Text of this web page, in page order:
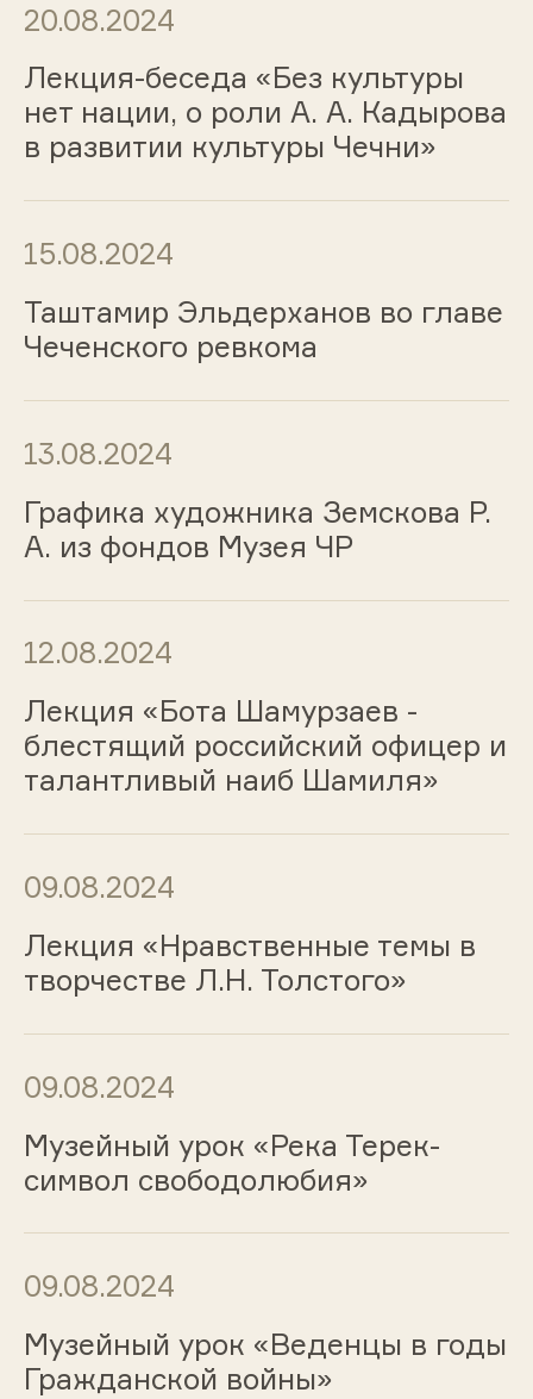
20.08.2024
Лекция-беседа «Без культуры
нет нации, о роли А. А. Кадырова
в развитии культуры Чечни»
15.08.2024
Таштамир Эльдерханов во главе
Чеченского ревкома
13.08.2024
Графика художника Земскова Р.
А. из фондов Музея ЧР
12.08.2024
Лекция «Бота Шамурзаев -
блестящий российский офицер и
талантливый наиб Шамиля»
09.08.2024
Лекция «Нравственные темы в
творчестве Л.Н. Толстого»
09.08.2024
Музейный урок «Река Терек-
символ свободолюбия»
09.08.2024
Музейный урок «Веденцы в годы
Гражданской войны»